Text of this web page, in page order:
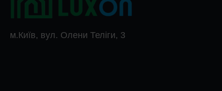
м.Київ, вул. Олени Теліги, 3